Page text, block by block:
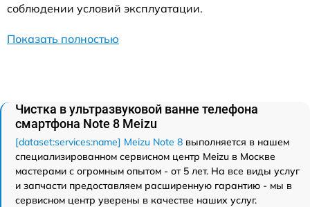
соблюдении условий эксплуатации.
Показать полностью
Чистка в ультразвуковой ванне телефона
смартфона Note 8 Meizu
[dataset:services:name] Meizu Note 8 выполняется в нашем
специализированном сервисном центр Meizu в Москве
мастерами с огромным опытом - от 5 лет. На все виды услуг
и запчасти предоставляем расширенную гарантию - мы в
сервисном центр уверены в качестве наших услуг.